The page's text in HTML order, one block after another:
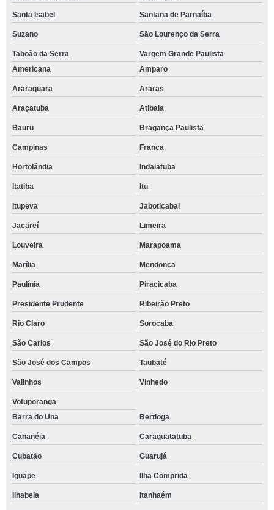
Santa Isabel Santana de Parnaíba
Suzano São Lourenço da Serra
Taboão da Serra
Vargem Grande Paulista
Americana
Amparo
Araraquara Araras
Araçatuba Atibaia
Bauru Bragança Paulista
Campinas Franca
Hortolândia Indaiatuba
Itatiba Itu
Itupeva Jaboticabal
Jacareí Limeira
Louveira Marapoama
Marília Mendonça
Paulínia Piracicaba
Presidente Prudente Ribeirão Preto
Rio Claro Sorocaba
São Carlos São José do Rio Preto
São José dos Campos Taubaté
Valinhos Vinhedo
Votuporanga
Barra do Una
Bertioga
Cananéia Caraguatatuba
Cubatão Guarujá
Iguape Ilha Comprida
Ilhabela Itanhaém